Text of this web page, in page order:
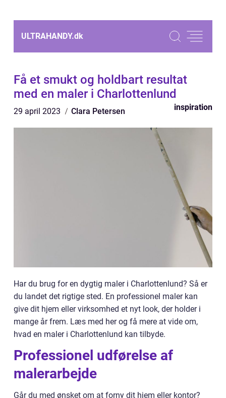
ULTRAHANDY.dk
Få et smukt og holdbart resultat
med en maler i Charlottenlund
29 april 2023 Clara Petersen inspiration
Har du brug for en dygtig maler i Charlottenlund? Så er
du landet det rigtige sted. En professionel maler kan
give dit hjem eller virksomhed et nyt look, der holder i
mange år frem. Læs med her og få mere at vide om,
hvad en maler i Charlottenlund kan tilbyde.
Professionel udførelse af
malerarbejde
Går du med ønsket om at forny dit hjem eller kontor?